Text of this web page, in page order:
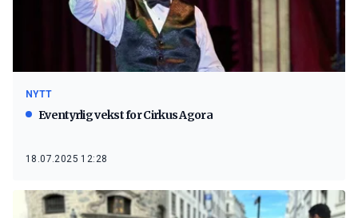
NYTT
Eventyrlig vekst for Cirkus Agora
18.07.2025 12:28